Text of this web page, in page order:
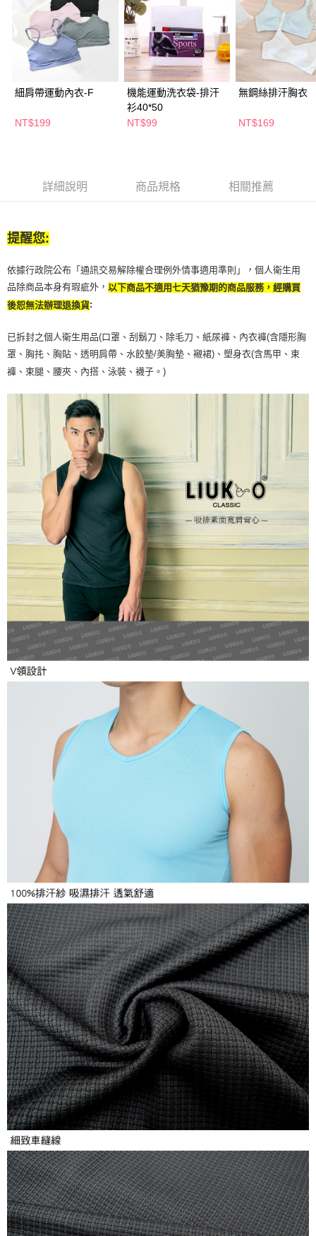
ATM／網路銀行／等多元方式進行付款，方視為交易完成。
※ 請注意：結帳手續完成當下不需立刻繳費，但若您需要取消訂單，請聯絡
購買商品的店家。未經商家同意取消之訂單仍視為有效，需透過AFTEE先享
後付繳納相關費用。
※ 交易是否成功請以「AFTEE先享後付 」之結帳頁面顯示為準，若有關於
是否繳費成功／繳費後需取消欲退款等相關疑問，請聯繫「AFTEE先享後付
https://netprotections.freshdesk.com/support/home
１．透過由恩沛科技股份有限公司提供之「AFTEE先享後付」服務完成之交
３．未成年的使用者請事先徵得法定代理人或監護人之同意方可使用
時審查核予不同之上限額度；若仍有額度不足之情形，本公司將視審查結果
請求用戶進行身份認證。
恩沛科技股份有限公司將有權停止該用戶之使用額度並採取法律行動。
萊爾富取貨付款
每筆NT$65，滿NT$490(含以上)免運費
付款後萊爾富取貨
每筆NT$65，滿NT$490(含以上)免運費
每筆NT$65，滿NT$490(含以上)免運費
宅配(本島)
付款後寶雅門市自取(由倉庫統一出貨)
細肩帶運動內衣-F
NT$199
機能運動洗衣袋-排汗
衫40*50
NT$99
無鋼絲排汗胸衣
NT$169
詳細說明 商品規格 相關推薦
提醒您:
依據行政院公布「通訊交易解除權合理例外情事適用準則」，個人衛生用
品除商品本身有瑕疵外， 以下商品不適用七天猶豫期的商品服務，經購買
後恕無法辦理退換貨:
已拆封之個人衛生用品(口罩、刮鬍刀、除毛刀、紙尿褲、內衣褲(含隱形胸
罩、胸扥、胸貼、透明肩帶、水餃墊/美胸墊、襯裙)、塑身衣(含馬甲、束
褲、束腿、腰夾、內搭、泳裝、襪子。)